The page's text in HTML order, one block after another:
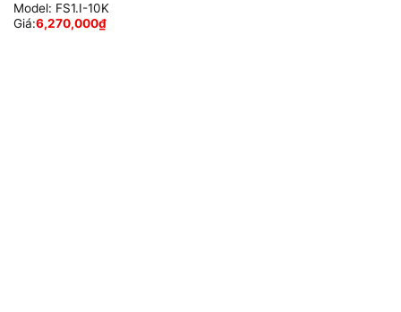
Model: FS1.I-10K
Giá:6,270,000₫